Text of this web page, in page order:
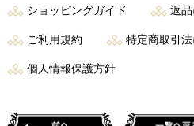
ショッピングガイド 返
ご利用規約 特定商取引
個人情報保護方針